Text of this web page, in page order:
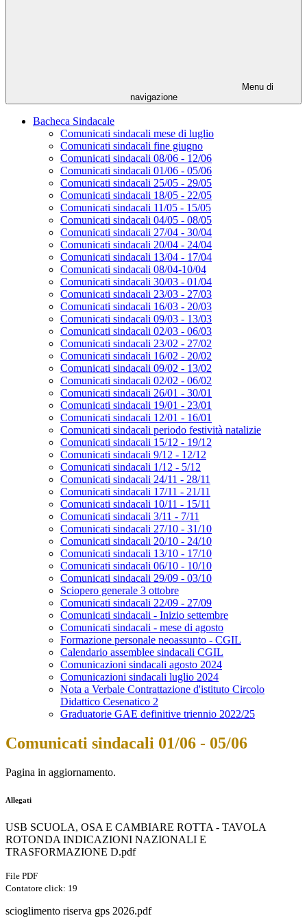
Menu di
navigazione
Bacheca Sindacale
Comunicati sindacali mese di luglio
Comunicati sindacali fine giugno
Comunicati sindacali 08/06 - 12/06
Comunicati sindacali 01/06 - 05/06
Comunicati sindacali 25/05 - 29/05
Comunicati sindacali 18/05 - 22/05
Comunicati sindacali 11/05 - 15/05
Comunicati sindacali 04/05 - 08/05
Comunicati sindacali 27/04 - 30/04
Comunicati sindacali 20/04 - 24/04
Comunicati sindacali 13/04 - 17/04
Comunicati sindacali 08/04-10/04
Comunicati sindacali 30/03 - 01/04
Comunicati sindacali 23/03 - 27/03
Comunicati sindacali 16/03 - 20/03
Comunicati sindacali 09/03 - 13/03
Comunicati sindacali 02/03 - 06/03
Comunicati sindacali 23/02 - 27/02
Comunicati sindacali 16/02 - 20/02
Comunicati sindacali 09/02 - 13/02
Comunicati sindacali 02/02 - 06/02
Comunicati sindacali 26/01 - 30/01
Comunicati sindacali 19/01 - 23/01
Comunicati sindacali 12/01 - 16/01
Comunicati sindacali periodo festività natalizie
Comunicati sindacali 15/12 - 19/12
Comunicati sindacali 9/12 - 12/12
Comunicati sindacali 1/12 - 5/12
Comunicati sindacali 24/11 - 28/11
Comunicati sindacali 17/11 - 21/11
Comunicati sindacali 10/11 - 15/11
Comunicati sindacali 3/11 - 7/11
Comunicati sindacali 27/10 - 31/10
Comunicati sindacali 20/10 - 24/10
Comunicati sindacali 13/10 - 17/10
Comunicati sindacali 06/10 - 10/10
Comunicati sindacali 29/09 - 03/10
Sciopero generale 3 ottobre
Comunicati sindacali 22/09 - 27/09
Comunicati sindacali - Inizio settembre
Comunicati sindacali - mese di agosto
Formazione personale neoassunto - CGIL
Calendario assemblee sindacali CGIL
Comunicazioni sindacali agosto 2024
Comunicazioni sindacali luglio 2024
Nota a Verbale Contrattazione d'istituto Circolo
Didattico Cesenatico 2
Graduatorie GAE definitive triennio 2022/25
Comunicati sindacali 01/06 - 05/06
Pagina in aggiornamento.
Allegati
USB SCUOLA, OSA E CAMBIARE ROTTA - TAVOLA
ROTONDA INDICAZIONI NAZIONALI E
TRASFORMAZIONE D.pdf
File PDF
Contatore click: 19
scioglimento riserva gps 2026.pdf